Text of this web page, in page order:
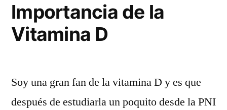
Importancia de la
Vitamina D
Soy una gran fan de la vitamina D y es que
después de estudiarla un poquito desde la PNI